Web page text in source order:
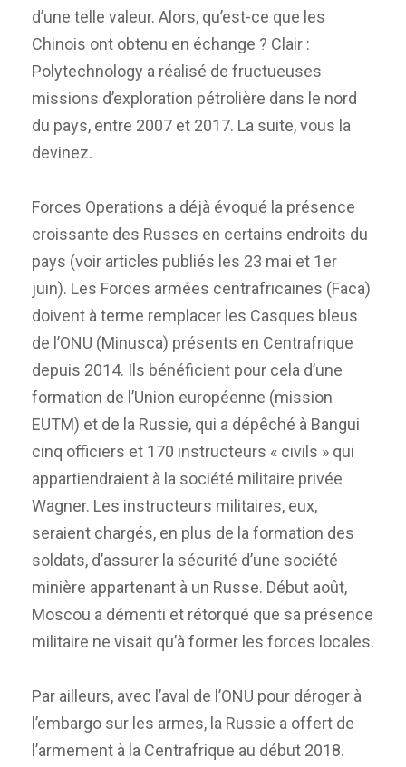
d’une telle valeur. Alors, qu’est-ce que les
Chinois ont obtenu en échange ? Clair :
Polytechnology a réalisé de fructueuses
missions d’exploration pétrolière dans le nord
du pays, entre 2007 et 2017. La suite, vous la
devinez.
Forces Operations a déjà évoqué la présence
croissante des Russes en certains endroits du
pays (voir articles publiés les 23 mai et 1er
juin). Les Forces armées centrafricaines (Faca)
doivent à terme remplacer les Casques bleus
de l’ONU (Minusca) présents en Centrafrique
depuis 2014. Ils bénéficient pour cela d’une
formation de l’Union européenne (mission
EUTM) et de la Russie, qui a dépêché à Bangui
cinq officiers et 170 instructeurs « civils » qui
appartiendraient à la société militaire privée
Wagner. Les instructeurs militaires, eux,
seraient chargés, en plus de la formation des
soldats, d’assurer la sécurité d’une société
minière appartenant à un Russe. Début août,
Moscou a démenti et rétorqué que sa présence
militaire ne visait qu’à former les forces locales.
Par ailleurs, avec l’aval de l’ONU pour déroger à
l’embargo sur les armes, la Russie a offert de
l’armement à la Centrafrique au début 2018.